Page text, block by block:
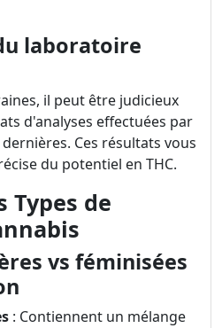
laboratoire
il peut être judicieux
d'analyses effectuées par
Ces résultats vous
du potentiel en THC.
Types de
vs féminisées
: Contiennent un mélange